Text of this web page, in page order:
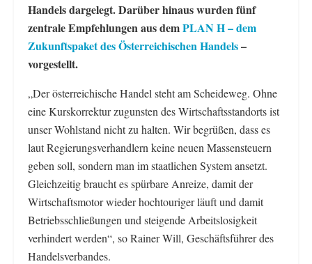
Handels dargelegt. Darüber hinaus wurden fünf
zentrale Empfehlungen aus demPLAN H – dem
Zukunftspaket des Österreichischen Handels–
vorgestellt.
„Der österreichische Handel steht am Scheideweg. Ohne
eine Kurskorrektur zugunsten des Wirtschaftsstandorts ist
unser Wohlstand nicht zu halten. Wir begrüßen, dass es
laut Regierungsverhandlern keine neuen Massensteuern
geben soll, sondern man im staatlichen System ansetzt.
Gleichzeitig braucht es spürbare Anreize, damit der
Wirtschaftsmotor wieder hochtouriger läuft und damit
Betriebsschließungen und steigende Arbeitslosigkeit
verhindert werden“, so Rainer Will, Geschäftsführer des
Handelsverbandes.